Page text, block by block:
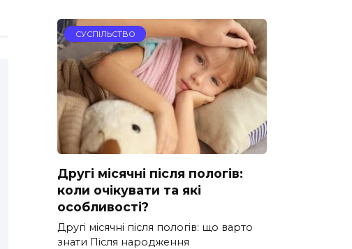
СУСПІЛЬСТВО
Другі місячні після пологів:
коли очікувати та які
особливості?
Другі місячні після пологів: що варто
знати Після народження